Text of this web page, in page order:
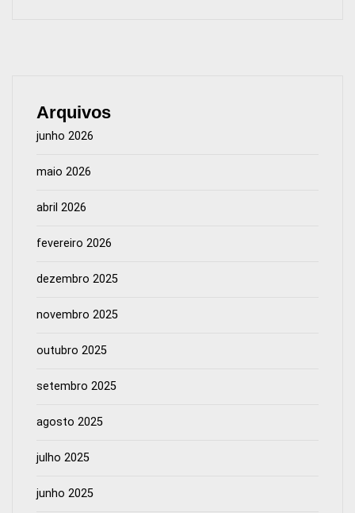
Arquivos
junho 2026
maio 2026
abril 2026
fevereiro 2026
dezembro 2025
novembro 2025
outubro 2025
setembro 2025
agosto 2025
julho 2025
junho 2025